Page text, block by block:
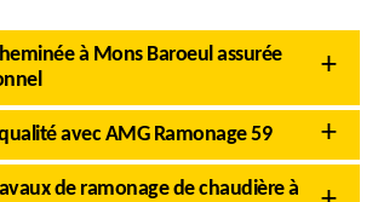
à Mons Baroeul assurée
avec AMG Ramonage 59
de ramonage de chaudière à